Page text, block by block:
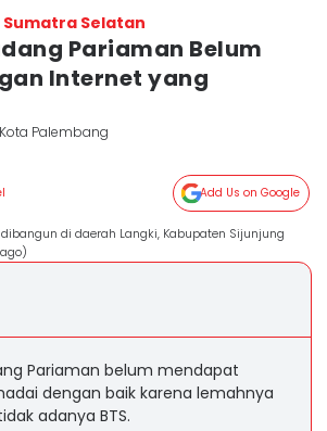
Sumatra Selatan
Pariaman Belum
Internet yang
Kota Palembang
Add Us on Google
di daerah Langki, Kabupaten Sijunjung
Pariaman belum mendapat
dengan baik karena lemahnya
adanya BTS.